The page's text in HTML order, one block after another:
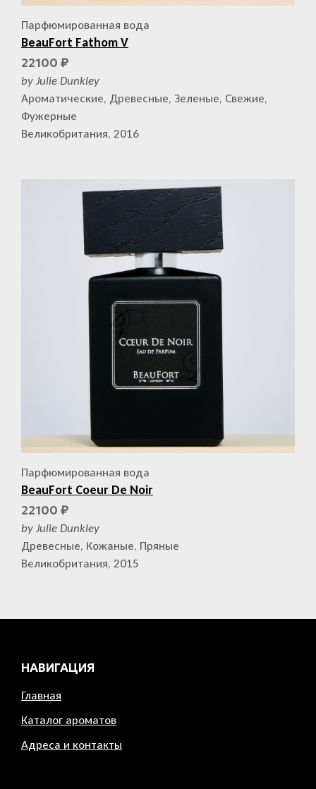
Парфюмированная вода
BeauFort Fathom V
22100 ₽
by Julie Dunkley
Ароматические, Древесные, Зеленые, Свежие,
Фужерные
Великобритания, 2016
Парфюмированная вода
BeauFort Coeur De Noir
22100 ₽
by Julie Dunkley
Древесные, Кожаные, Пряные
Великобритания, 2015
НАВИГАЦИЯ
Главная
Каталог ароматов
Адреса и контакты